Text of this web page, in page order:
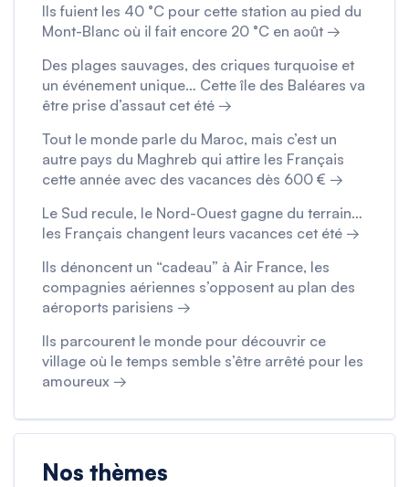
Ils fuient les 40 °C pour cette station au pied du
Mont-Blanc où il fait encore 20 °C en août →
Des plages sauvages, des criques turquoise et
un événement unique… Cette île des Baléares va
être prise d’assaut cet été →
Tout le monde parle du Maroc, mais c’est un
autre pays du Maghreb qui attire les Français
cette année avec des vacances dès 600 € →
Le Sud recule, le Nord-Ouest gagne du terrain…
les Français changent leurs vacances cet été →
Ils dénoncent un “cadeau” à Air France, les
compagnies aériennes s’opposent au plan des
aéroports parisiens →
Ils parcourent le monde pour découvrir ce
village où le temps semble s’être arrêté pour les
amoureux →
Nos thèmes